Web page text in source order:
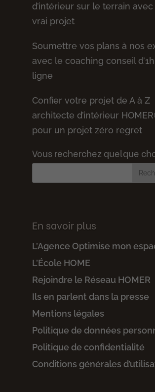
d’intérieur sur le terrain avec
vrai projet
Soumettre vos plans à nos
avec le coaching conseil
ligne
Confier votre projet de A à Z
architecte d’intérieur
pour un projet zéro regret
Vous recherchez quelque
En savoir plus
L’Agence Optimise mon
L’École HOME
Rejoindre le Réseau HOMER
Ils en parlent dans la presse
Mentions légales
Politique de données
Politique de confidentialité
Conditions générales